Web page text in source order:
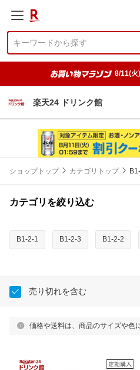
8/11(
楽天24 ドリンク館
ショップトップ カテゴリトップ
カテゴリを絞り込む
B1-2-1 B1-2-3 B1-2-2
売り切れを含む
価格や送料は、商品のサイズや色